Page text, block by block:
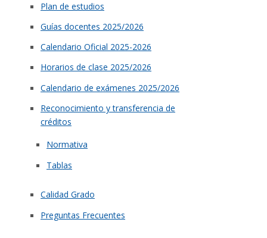
Plan de estudios
Guías docentes 2025/2026
Calendario Oficial 2025-2026
Horarios de clase 2025/2026
Calendario de exámenes 2025/2026
Reconocimiento y transferencia de
créditos
Normativa
Tablas
Calidad Grado
Preguntas Frecuentes